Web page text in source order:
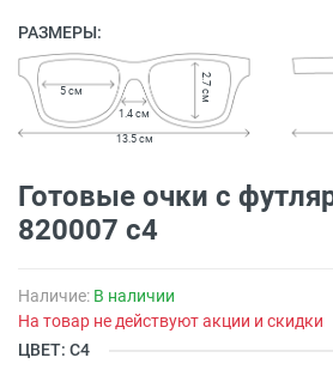
РАЗМЕРЫ:
1.4 см
5 см 2.7 см
13.5 см
Готовые очки с
820007 с4
Наличие: В наличии
На товар не действуют акции и скидки
ЦВЕТ: С4